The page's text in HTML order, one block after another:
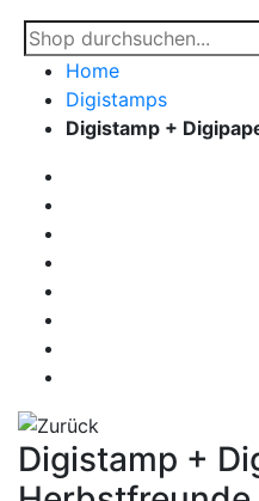
Home
Digistamps
Digistamp +
Digistamp +